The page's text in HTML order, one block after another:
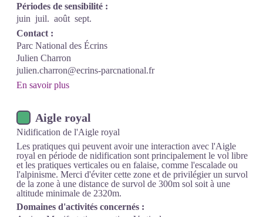
Périodes de sensibilité :
juin juil. août sept.
Contact :
Parc National des Écrins
Julien Charron
julien.charron@ecrins-parcnational.fr
En savoir plus
Aigle royal
Nidification de l'Aigle royal
Les pratiques qui peuvent avoir une interaction avec l'Aigle
royal en période de nidification sont principalement le vol libre
et les pratiques verticales ou en falaise, comme l'escalade ou
l'alpinisme. Merci d'éviter cette zone et de privilégier un survol
de la zone à une distance de survol de 300m sol soit à une
altitude minimale de 2320m.
Domaines d'activités concernés :